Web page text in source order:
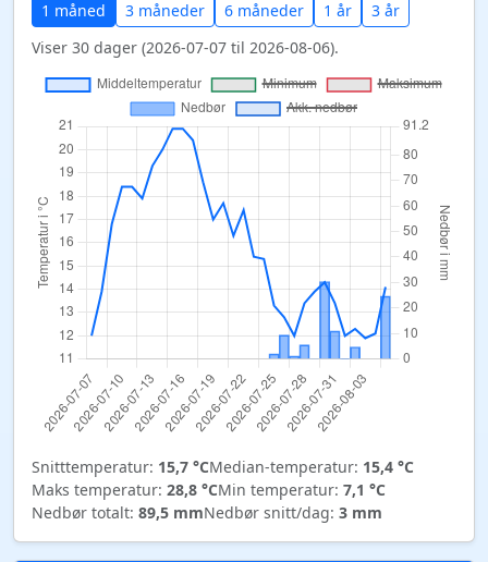
1 måned 3 måneder 6 måneder 1 år
3 år
Viser 30 dager (2026-07-07 til 2026-08-06).
Snitttemperatur: 15,7 °CMedian-temperatur: 15,4 °C
Maks temperatur: 28,8 °CMin temperatur: 7,1 °C
Nedbør totalt: 89,5 mmNedbør snitt/dag: 3 mm